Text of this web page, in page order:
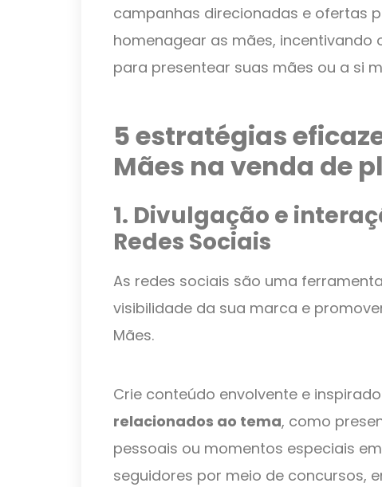
campanhas direcionadas e ofertas
homenagear as mães, incentivando
para presentear suas mães ou a si
5 estratégias
Mães na venda de
1. Divulgação e
Redes Sociais
As redes sociais são uma
visibilidade da sua marca e
Mães.
Crie conteúdo envolvente e
relacionados ao tema, como
pessoais ou momentos especiais
seguidores por meio de concursos,